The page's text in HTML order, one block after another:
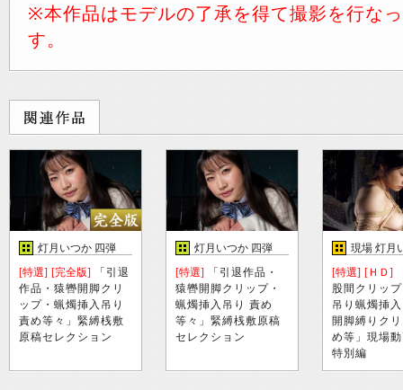
※本作品はモデルの了承を得て撮影を行な
す。
灯月いつか 四弾
[特選] [完全版] 「引退
作品・猿轡開脚クリ
ップ・蝋燭挿入吊り
責め等々」緊縛桟敷
原稿セレクション
灯月いつか 四弾
[特選] 「引退作品・
猿轡開脚クリップ・
蝋燭挿入吊り 責め
等々」緊縛桟敷原稿
セレクション
現場 灯月
弾
[特選] [ＨＤ]
股間クリッ
吊り蝋燭挿
開脚縛りク
め等」現場
特別編